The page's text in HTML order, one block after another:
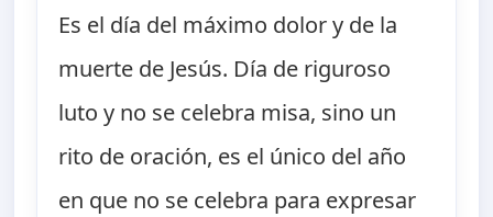
Es el día del máximo dolor y de la
muerte de Jesús. Día de riguroso
luto y no se celebra misa, sino un
rito de oración, es el único del año
en que no se celebra para expresar